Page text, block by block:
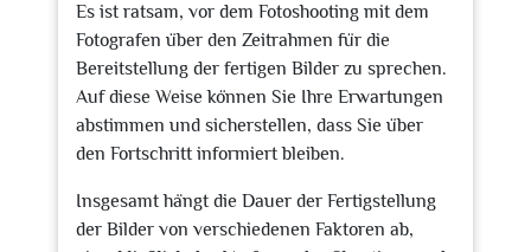
Es ist ratsam, vor dem Fotoshooting mit dem
Fotografen über den Zeitrahmen für die
Bereitstellung der fertigen Bilder zu sprechen.
Auf diese Weise können Sie Ihre Erwartungen
abstimmen und sicherstellen, dass Sie über
den Fortschritt informiert bleiben.
Insgesamt hängt die Dauer der Fertigstellung
der Bilder von verschiedenen Faktoren ab,